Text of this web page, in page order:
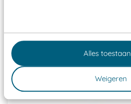
Alles toestaan
Weigeren